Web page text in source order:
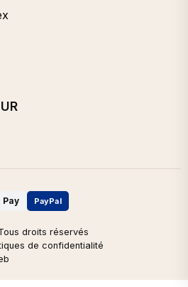
Pay PayPal
droits réservés
de confidentialité